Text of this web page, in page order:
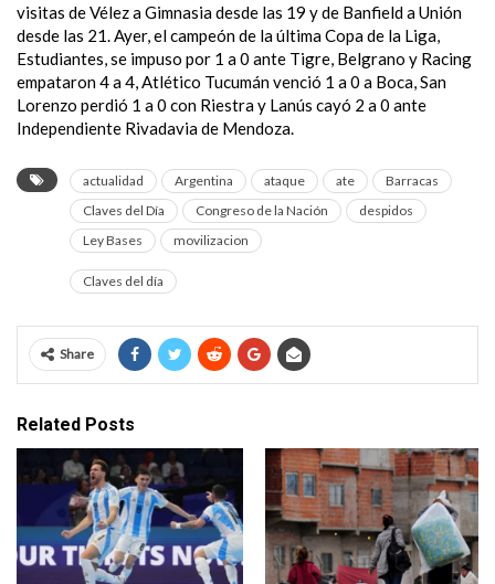
visitas de Vélez a Gimnasia desde las 19 y de Banfield a Unión
desde las 21. Ayer, el campeón de la última Copa de la Liga,
Estudiantes, se impuso por 1 a 0 ante Tigre, Belgrano y Racing
empataron 4 a 4, Atlético Tucumán venció 1 a 0 a Boca, San
Lorenzo perdió 1 a 0 con Riestra y Lanús cayó 2 a 0 ante
Independiente Rivadavia de Mendoza.
actualidad Argentina ataque ate
Barracas
Claves del Día
Congreso de la Nación
despidos
Ley Bases
movilizacion
Claves del día
Share
Related Posts